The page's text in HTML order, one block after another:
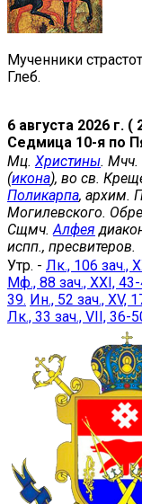
Мученники
Глеб.
6 августа 2026 г.
Седмица 10-я по
Мц. Христины. Мчч.
(икона), во св.
Поликарпа, архим.
Могилевского.
Сщмч. Алфея
испп., пресвитеров.
Утр. - Лк., 106 зач.,
Мф., 88 зач., XXI, 43-
39. Ин., 52 зач., XV,
Лк., 33 зач., VII, 36-